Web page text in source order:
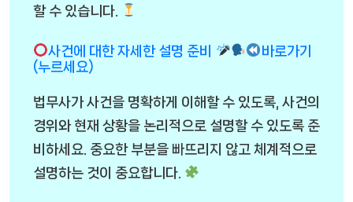
할 수 있습니다.
사건에 대한 자세한 설명 준비
바로가기
(누르세요)
법무사가 사건을 명확하게 이해할 수 있도록, 사건의
경위와 현재 상황을 논리적으로 설명할 수 있도록 준
비하세요. 중요한 부분을 빠뜨리지 않고 체계적으로
설명하는 것이 중요합니다.